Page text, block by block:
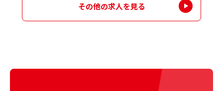
その他の求人を見る